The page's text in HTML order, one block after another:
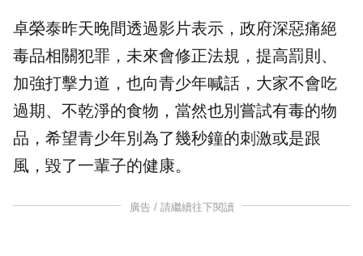
卓榮泰昨天晚間透過影片表示，政府深惡痛絕
毒品相關犯罪，未來會修正法規，提高罰則、
加強打擊力道，也向青少年喊話，大家不會吃
過期、不乾淨的食物，當然也別嘗試有毒的物
品，希望青少年別為了幾秒鐘的刺激或是跟
風，毀了一輩子的健康。
廣告 / 請繼續往下閱讀